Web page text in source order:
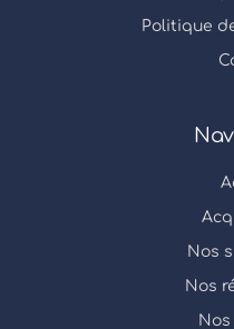
Politique
Nos
Nos